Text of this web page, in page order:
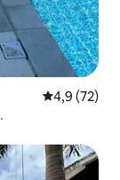
4,9 (72)